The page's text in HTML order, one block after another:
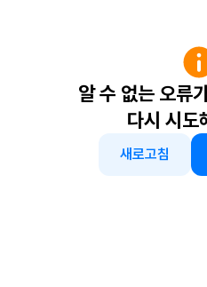
알 수 없는 오류
다시 시도
새로고침